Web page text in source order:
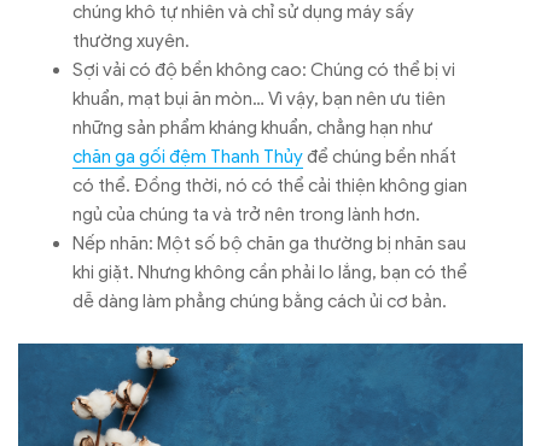
chúng khô tự nhiên và chỉ sử dụng máy sấy
thường xuyên.
Sợi vải có độ bền không cao: Chúng có thể bị vi
khuẩn, mạt bụi ăn mòn… Vì vậy, bạn nên ưu tiên
những sản phẩm kháng khuẩn, chẳng hạn như
chăn ga gối đệm Thanh Thủyđể chúng bền nhất
có thể. Đồng thời, nó có thể cải thiện không gian
ngủ của chúng ta và trở nên trong lành hơn.
Nếp nhăn: Một số bộ chăn ga thường bị nhăn sau
khi giặt. Nhưng không cần phải lo lắng, bạn có thể
dễ dàng làm phẳng chúng bằng cách ủi cơ bản.